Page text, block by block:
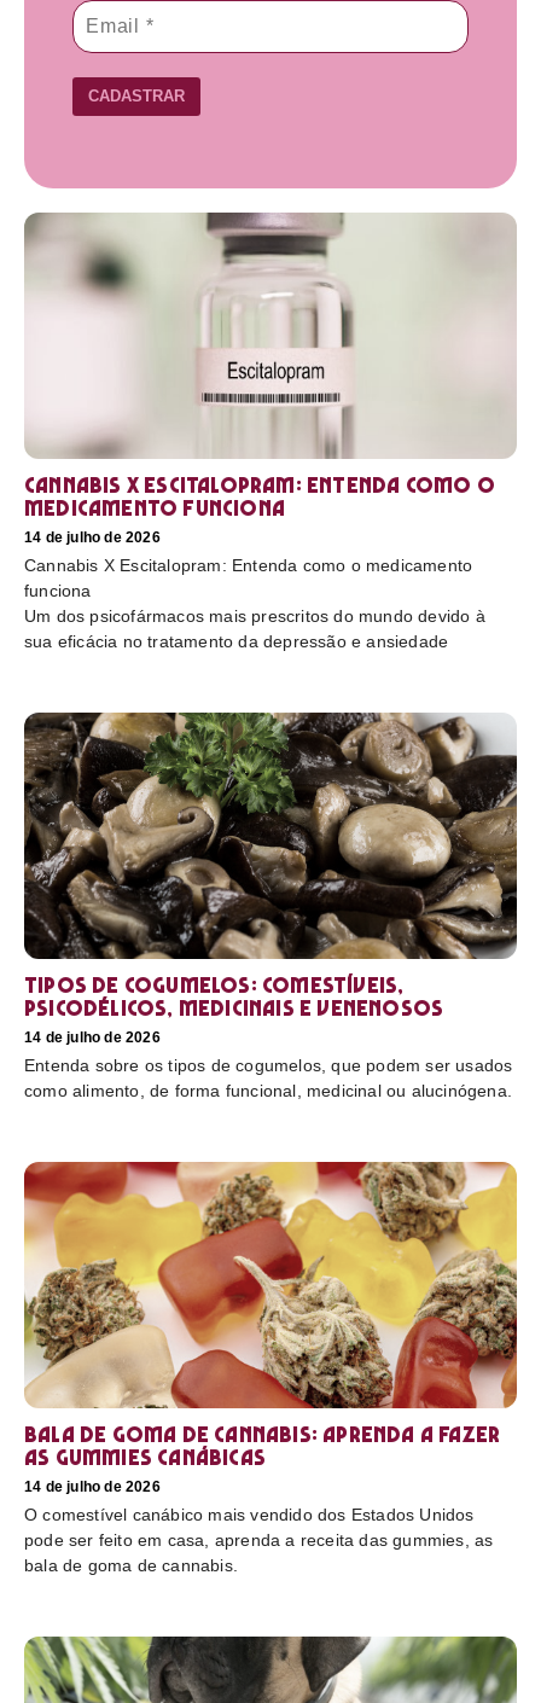
CADASTRAR
Cannabis X Escitalopram: Entenda como o
medicamento funciona
14 de julho de 2026
Cannabis X Escitalopram: Entenda como o medicamento
funciona
Um dos psicofármacos mais prescritos do mundo devido à
sua eficácia no tratamento da depressão e ansiedade
Tipos de cogumelos: comestíveis,
psicodélicos, medicinais e venenosos
14 de julho de 2026
Entenda sobre os tipos de cogumelos, que podem ser usados
como alimento, de forma funcional, medicinal ou alucinógena.
Bala de goma de cannabis: aprenda a fazer
as gummies canábicas
14 de julho de 2026
O comestível canábico mais vendido dos Estados Unidos
pode ser feito em casa, aprenda a receita das gummies, as
bala de goma de cannabis.